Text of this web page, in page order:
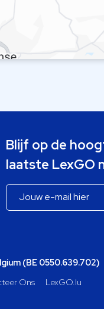
Blijf op de
laatste LexGO
(BE 0550.639.702)
Ons LexGO.lu